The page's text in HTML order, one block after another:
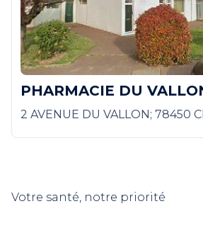
PHARMACIE DU
2 AVENUE DU VALLON; 78450
Votre santé, notre priorité